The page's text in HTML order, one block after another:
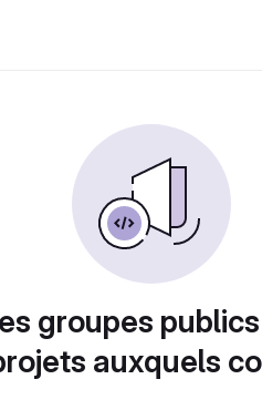
groupes
auxquels